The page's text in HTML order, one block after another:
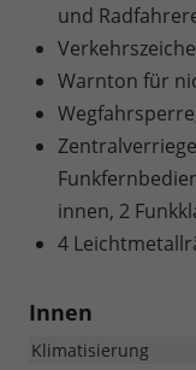
und
Warnton für
innen, 2
4
Innen
Klimatisierung